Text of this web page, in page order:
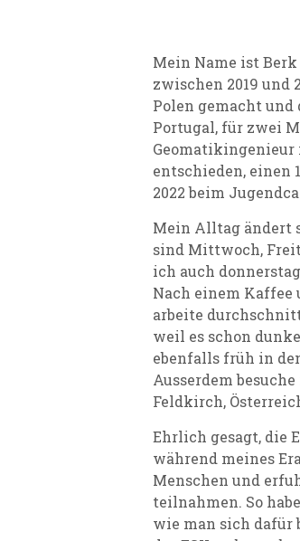
Mein Name ist
zwischen 2019 und
Polen gemacht
Portugal, für zwei
Geomatikingenieur
entschieden, einen
2022 beim
Mein Alltag ändert
sind Mittwoch,
ich auch
Nach einem Kaffee
arbeite
weil es schon
ebenfalls früh in
Ausserdem
Feldkirch,
Ehrlich gesagt, die
während meines
Menschen und
teilnahmen. So
wie man sich dafür